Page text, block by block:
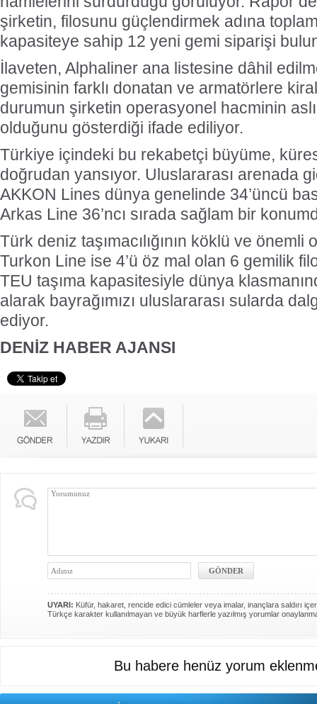
şirketin, filosunu güçlendirmek adına
kapasiteye sahip 12 yeni gemi siparişi
İlaveten, Alphaliner ana listesine dâhil
gemisinin farklı donatan ve armatörlere
durumun şirketin operasyonel hacminin
olduğunu gösterdiği ifade ediliyor.
Türkiye içindeki bu rekabetçi büyüme,
doğrudan yansıyor. Uluslararası arenada
AKKON Lines dünya genelinde 34’üncü
Arkas Line 36’ncı sırada sağlam bir
Türk deniz taşımacılığının köklü ve önemli
Turkon Line ise 4’ü öz mal olan 6 gemilik
TEU taşıma kapasitesiyle dünya
alarak bayrağımızı uluslararası sularda
ediyor.
DENİZ HABER AJANSI
UYARI: Küfür, hakaret, rencide edici cümleler veya imalar, inançlara saldırı
Türkçe karakter kullanılmayan ve büyük harflerle yazılmış yorumlar
Bu habere henüz yorum